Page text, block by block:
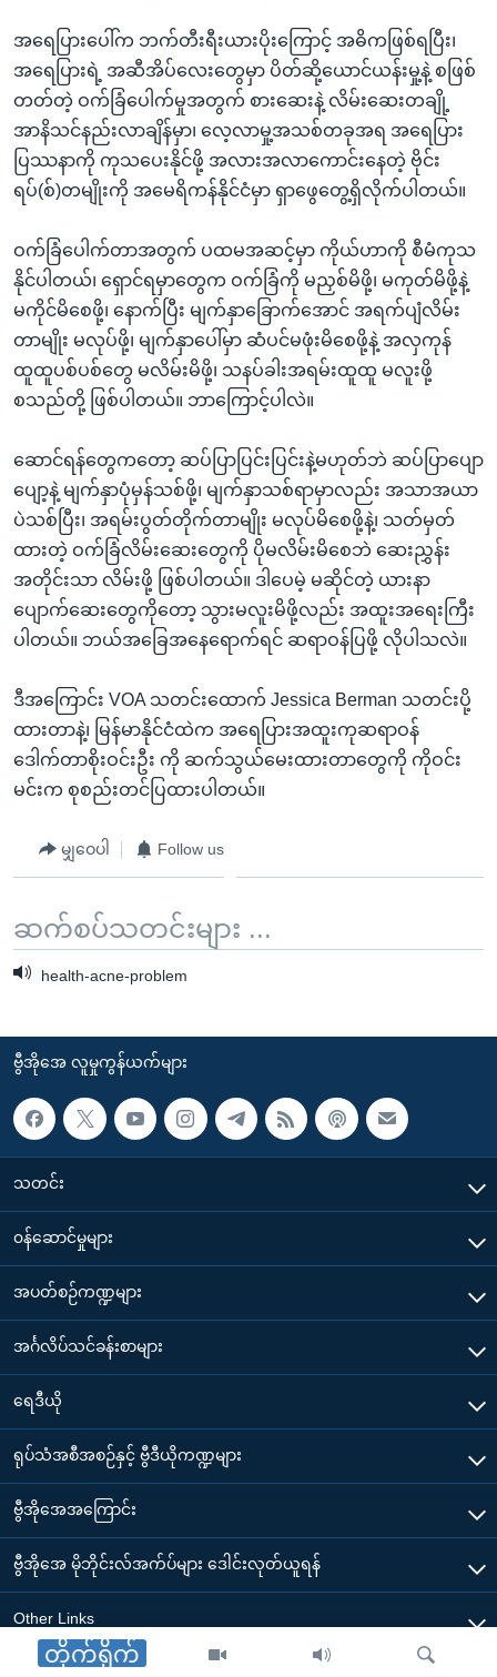
တိုက်ရိုက်
အရေပြားပေါ်က ဘက်တီးရီးယားပိုးကြောင့် အဓိကဖြစ်ရပြီး၊
အရေပြားရဲ့ အဆီအိပ်လေးတွေမှာ ပိတ်ဆို့ယောင်ယန်းမှု့နဲ့ စဖြစ်
တတ်တဲ့ ဝက်ခြံပေါက်မှုအတွက် စားဆေးနဲ့ လိမ်းဆေးတချို့
အာနိသင်နည်းလာချိန်မှာ၊ လေ့လာမှု့အသစ်တခုအရ အရေပြား
ပြဿနာကို ကုသပေးနိုင်ဖို့ အလားအလာကောင်းနေတဲ့ ဗိုင်း
ရပ်(စ်)တမျိုးကို အမေရိကန်နိုင်ငံမှာ ရှာဖွေတွေ့ရှိလိုက်ပါတယ်။
ဝက်ခြံပေါက်တာအတွက် ပထမအဆင့်မှာ ကိုယ်ဟာကို စီမံကုသ
နိုင်ပါတယ်၊ ရှောင်ရမှာတွေက ဝက်ခြံကို မညှစ်မိဖို့၊ မကုတ်မိဖို့နဲ့
မကိုင်မိစေဖို့၊ နောက်ပြီး မျက်နှာခြောက်အောင် အရက်ပျံလိမ်း
တာမျိုး မလုပ်ဖို့၊ မျက်နှာပေါ်မှာ ဆံပင်မဖုံးမိစေဖို့နဲ့ အလှကုန်
ထူထူပစ်ပစ်တွေ မလိမ်းမိဖို့၊ သနပ်ခါးအရမ်းထူထူ မလူးဖို့
စသည်တို့ ဖြစ်ပါတယ်။ ဘာကြောင့်ပါလဲ။
ဆောင်ရန်တွေကတော့ ဆပ်ပြာပြင်းပြင်းနဲ့မဟုတ်ဘဲ ဆပ်ပြာပျော
ပျော့နဲ့ မျက်နှာပုံမှန်သစ်ဖို့၊ မျက်နှာသစ်ရာမှာလည်း အသာအယာ
ပဲသစ်ပြီး၊ အရမ်းပွတ်တိုက်တာမျိုး မလုပ်မိစေဖို့နဲ့၊ သတ်မှတ်
ထားတဲ့ ဝက်ခြံလိမ်းဆေးတွေကို ပိုမလိမ်းမိစေဘဲ ဆေးညွှန်း
အတိုင်းသာ လိမ်းဖို့ ဖြစ်ပါတယ်။ ဒါပေမဲ့ မဆိုင်တဲ့ ယားနာ
ပျောက်ဆေးတွေကိုတော့ သွားမလူးမိဖို့လည်း အထူးအရေးကြီး
ပါတယ်။ ဘယ်အခြေအနေရောက်ရင် ဆရာဝန်ပြဖို့ လိုပါသလဲ။
ဒီအကြောင်း VOA သတင်းထောက် Jessica Berman သတင်းပို့
ထားတာနဲ့၊ မြန်မာနိုင်ငံထဲက အရေပြားအထူးကုဆရာဝန်
ဒေါက်တာစိုးဝင်းဦး ကို ဆက်သွယ်မေးထားတာတွေကို ကိုဝင်း
မင်းက စုစည်းတင်ပြထားပါတယ်။
မျှဝေပါ Follow us
ဆက်စပ်သတင်းများ ...
health-acne-problem
ဗွီအိုအေ လူမှုကွန်ယက်များ
သတင်း
၀န်ဆောင်မှုများ
အပတ်စဉ်ကဏ္ဍများ
အင်္ဂလိပ်သင်ခန်းစာများ
ရေဒီယို
ရုပ်သံအစီအစဉ်နှင့် ဗွီဒီယိုကဏ္ဍများ
ဗွီအိုအေအကြောင်း
ဗွီအိုအေ မိုဘိုင်းလ်အက်ပ်များ ဒေါင်းလုတ်ယူရန်
Other Links